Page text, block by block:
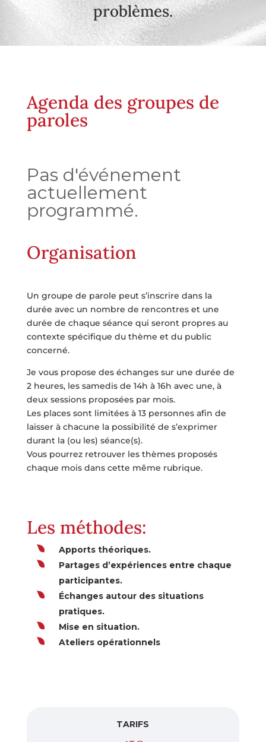
problèmes.
Agenda des groupes de
paroles
Pas d'événement
actuellement
programmé.
Organisation
Un groupe de parole peut s’inscrire dans la
durée avec un nombre de rencontres et une
durée de chaque séance qui seront propres au
contexte spécifique du thème et du public
concerné.
Je vous propose des échanges sur une durée de
2 heures, les samedis de 14h à 16h avec une, à
deux sessions proposées par mois.
Les places sont limitées à 13 personnes afin de
laisser à chacune la possibilité de s’exprimer
durant la (ou les) séance(s).
Vous pourrez retrouver les thèmes proposés
chaque mois dans cette même rubrique.
Les méthodes:
Apports théoriques.
Partages d’expériences entre chaque
participantes.
Échanges autour des situations
pratiques.
Mise en situation.
Ateliers opérationnels
TARIFS